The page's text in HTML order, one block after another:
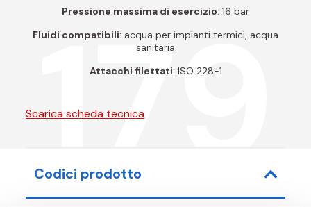
179
Pressione massima di esercizio: 16 bar
Fluidi compatibili: acqua per impianti termici, acqua
sanitaria
Attacchi filettati: ISO 228-1
Scarica scheda tecnica
Codici prodotto